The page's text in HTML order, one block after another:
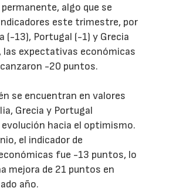
algo que se
este trimestre, por
(-13), Portugal (-1) y Grecia
las expectativas económicas
-20 puntos.
se encuentran en valores
Grecia y Portugal
hacia el optimismo.
el indicador de
fue -13 puntos, lo
mejora de 21 puntos en
año.